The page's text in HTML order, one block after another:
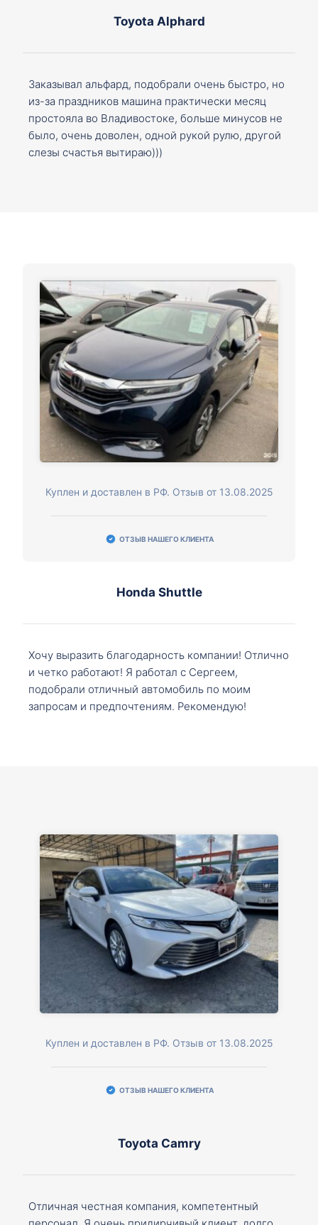
Toyota Alphard
Заказывал альфард, подобрали очень быстро, но
из-за праздников машина практически месяц
простояла во Владивостоке, больше минусов не
было, очень доволен, одной рукой рулю, другой
слезы счастья вытираю)))
Куплен и доставлен в РФ. Отзыв от 13.08.2025
ОТЗЫВ НАШЕГО КЛИЕНТА
Honda Shuttle
Хочу выразить благодарность компании! Отлично
и четко работают! Я работал с Сергеем,
подобрали отличный автомобиль по моим
запросам и предпочтениям. Рекомендую!
Куплен и доставлен в РФ. Отзыв от 13.08.2025
ОТЗЫВ НАШЕГО КЛИЕНТА
Toyota Camry
Отличная честная компания, компетентный